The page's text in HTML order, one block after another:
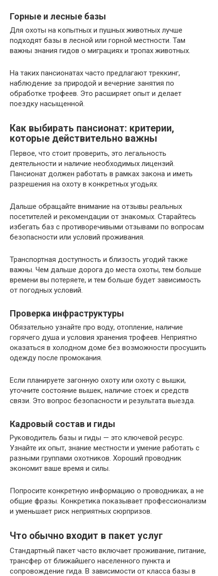
Горные и лесные базы
Для охоты на копытных и пушных животных лучше
подходят базы в лесной или горной местности. Там
важны знания гидов о миграциях и тропах животных.
На таких пансионатах часто предлагают треккинг,
наблюдение за природой и вечерние занятия по
обработке трофеев. Это расширяет опыт и делает
поездку насыщенной.
Как выбирать пансионат: критерии,
которые действительно важны
Первое, что стоит проверить, это легальность
деятельности и наличие необходимых лицензий.
Пансионат должен работать в рамках закона и иметь
разрешения на охоту в конкретных угодьях.
Дальше обращайте внимание на отзывы реальных
посетителей и рекомендации от знакомых. Старайтесь
избегать баз с противоречивыми отзывами по вопросам
безопасности или условий проживания.
Транспортная доступность и близость угодий также
важны. Чем дальше дорога до места охоты, тем больше
времени вы потеряете, и тем больше будет зависимость
от погодных условий.
Проверка инфраструктуры
Обязательно узнайте про воду, отопление, наличие
горячего душа и условия хранения трофеев. Неприятно
оказаться в холодном доме без возможности просушить
одежду после промокания.
Если планируете загонную охоту или охоту с вышки,
уточните состояние вышек, наличие стоек и средств
связи. Это вопрос безопасности и результата выезда.
Кадровый состав и гиды
Руководитель базы и гиды — это ключевой ресурс.
Узнайте их опыт, знание местности и умение работать с
разными группами охотников. Хороший проводник
экономит ваше время и силы.
Попросите конкретную информацию о проводниках, а не
общие фразы. Конкретика показывает профессионализм
и уменьшает риск неприятных сюрпризов.
Что обычно входит в пакет услуг
Стандартный пакет часто включает проживание, питание,
трансфер от ближайшего населенного пункта и
сопровождение гида. В зависимости от класса базы в